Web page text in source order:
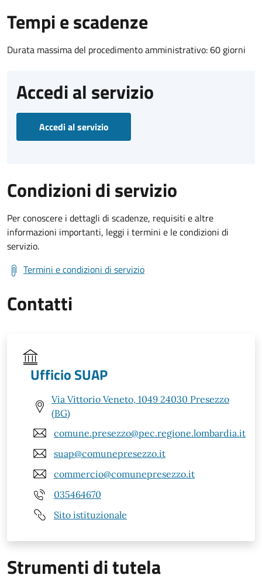
Tempi e scadenze
Durata massima del procedimento amministrativo: 60 giorni
Accedi al servizio
Accedi al servizio
Condizioni di servizio
Per conoscere i dettagli di scadenze, requisiti e altre
informazioni importanti, leggi i termini e le condizioni di
servizio.
Termini e condizioni di servizio
Contatti
Ufficio SUAP
Via Vittorio Veneto, 1049 24030 Presezzo
(BG)
comune.presezzo@pec.regione.lombardia.it
suap@comunepresezzo.it
commercio@comunepresezzo.it
035464670
Sito istituzionale
Strumenti di tutela